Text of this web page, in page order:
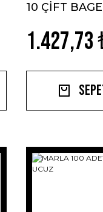
10 ÇİFT
1.427,73